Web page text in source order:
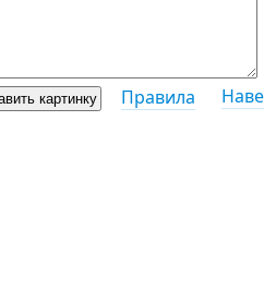
Правила